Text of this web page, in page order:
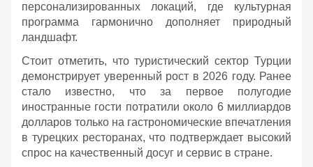
персонализированных локаций, где культурная
программа гармонично дополняет природный
ландшафт.
Стоит отметить, что туристический сектор Турции
демонстрирует уверенный рост в 2026 году. Ранее
стало известно, что за первое полугодие
иностранные гости потратили около 6 миллиардов
долларов только на гастрономические впечатления
в турецких ресторанах, что подтверждает высокий
спрос на качественный досуг и сервис в стране.